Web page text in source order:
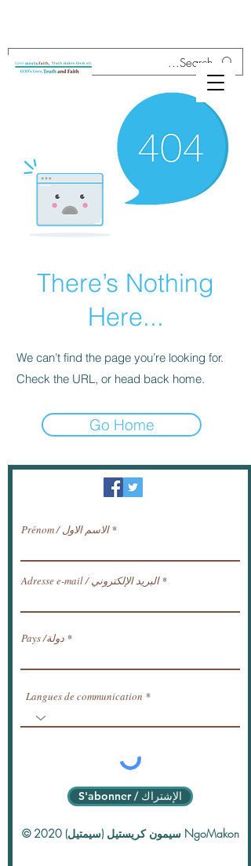
There’s Nothing
Here...
We can’t find the page you’re looking for.
Check the URL, or head back home.
Go Home
النشرة الإخبارية / تلقي الأخبار عبر البريد
Prénom / الاسم الاول
Adresse e-mail / البريد الإلكتروني
Pays /دولة
Langues de communication
S'abonner / الإشتراك
© 2020 سيمون كريستيل (سيمتيل) NgoMakon